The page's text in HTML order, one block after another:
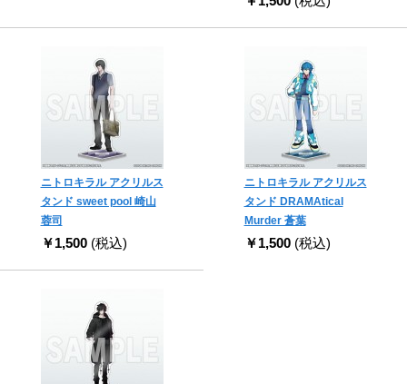
ニトロキラル アクリルス
タンド sweet pool 崎山
蓉司
￥1,500 (税込)
ニトロキラル アクリルス
タンド DRAMAtical
Murder 蒼葉
￥1,500 (税込)